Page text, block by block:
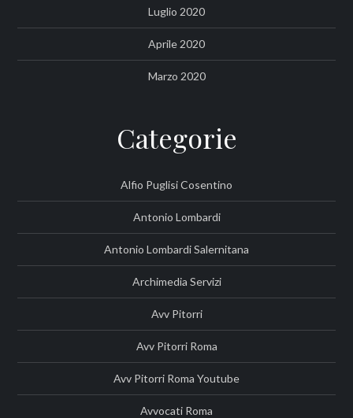
Luglio 2020
Aprile 2020
Marzo 2020
Categorie
Alfio Puglisi Cosentino
Antonio Lombardi
Antonio Lombardi Salernitana
Archimedia Servizi
Avv Pitorri
Avv Pitorri Roma
Avv Pitorri Roma Youtube
Avvocati Roma